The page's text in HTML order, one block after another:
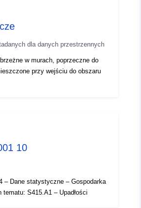
dla danych przestrzennych
w murach, poprzeczne do
przy wejściu do obszaru
10
– Dane statystyczne – Gospodarka
S415.A1 – Upadłości